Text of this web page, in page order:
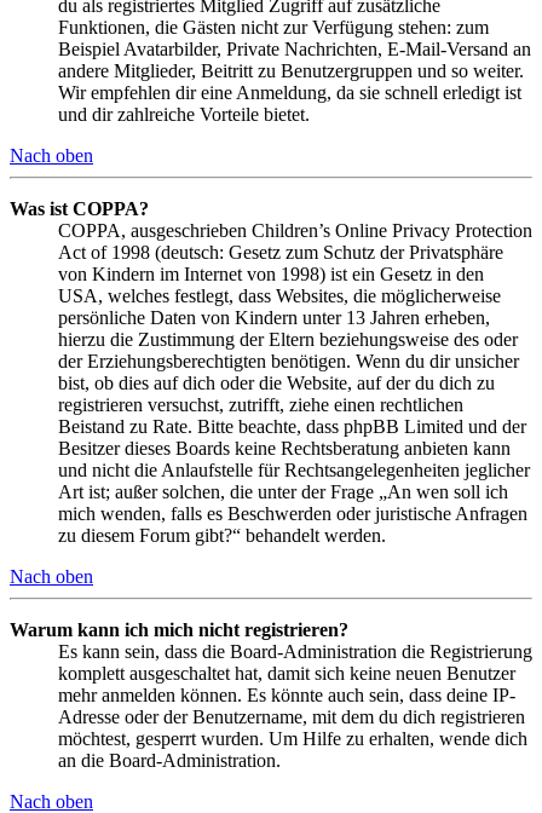
du als registriertes Mitglied Zugriff auf zusätzliche
Funktionen, die Gästen nicht zur Verfügung stehen: zum
Beispiel Avatarbilder, Private Nachrichten, E-Mail-Versand an
andere Mitglieder, Beitritt zu Benutzergruppen und so weiter.
Wir empfehlen dir eine Anmeldung, da sie schnell erledigt ist
und dir zahlreiche Vorteile bietet.
Nach oben
Was ist COPPA?
COPPA, ausgeschrieben Children’s Online Privacy Protection
Act of 1998 (deutsch: Gesetz zum Schutz der Privatsphäre
von Kindern im Internet von 1998) ist ein Gesetz in den
USA, welches festlegt, dass Websites, die möglicherweise
persönliche Daten von Kindern unter 13 Jahren erheben,
hierzu die Zustimmung der Eltern beziehungsweise des oder
der Erziehungsberechtigten benötigen. Wenn du dir unsicher
bist, ob dies auf dich oder die Website, auf der du dich zu
registrieren versuchst, zutrifft, ziehe einen rechtlichen
Beistand zu Rate. Bitte beachte, dass phpBB Limited und der
Besitzer dieses Boards keine Rechtsberatung anbieten kann
und nicht die Anlaufstelle für Rechtsangelegenheiten jeglicher
Art ist; außer solchen, die unter der Frage „An wen soll ich
mich wenden, falls es Beschwerden oder juristische Anfragen
zu diesem Forum gibt?“ behandelt werden.
Nach oben
Warum kann ich mich nicht registrieren?
Es kann sein, dass die Board-Administration die Registrierung
komplett ausgeschaltet hat, damit sich keine neuen Benutzer
mehr anmelden können. Es könnte auch sein, dass deine IP-
Adresse oder der Benutzername, mit dem du dich registrieren
möchtest, gesperrt wurden. Um Hilfe zu erhalten, wende dich
an die Board-Administration.
Nach oben